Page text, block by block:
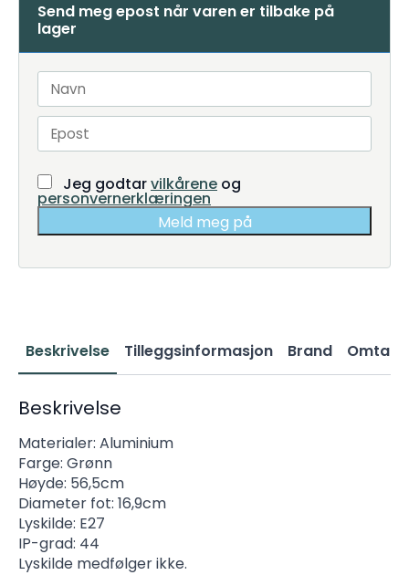
Send meg epost når varen er tilbake på
lager
Jeg godtarvilkårene og
personvernerklæringen
Meld meg på
Beskrivelse Tilleggsinformasjon Brand
Beskrivelse
Materialer: Aluminium
Farge: Grønn
Høyde: 56,5cm
Diameter fot: 16,9cm
Lyskilde: E27
IP-grad: 44
Lyskilde medfølger ikke.